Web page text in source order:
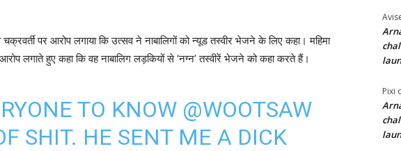
पर आरोप लगाया कि उत्सव ने नाबालिगों को न्यूड तस्वीर भेजने के लिए कहा। महिमा
लगाते हुए कहा कि वह नाबालिग लड़कियों से ‘नग्न’ तस्वीरें भेजने को कहा करते हैं।
TO KNOW @WOOTSAW
SHIT. HE SENT ME A DICK
Pixi